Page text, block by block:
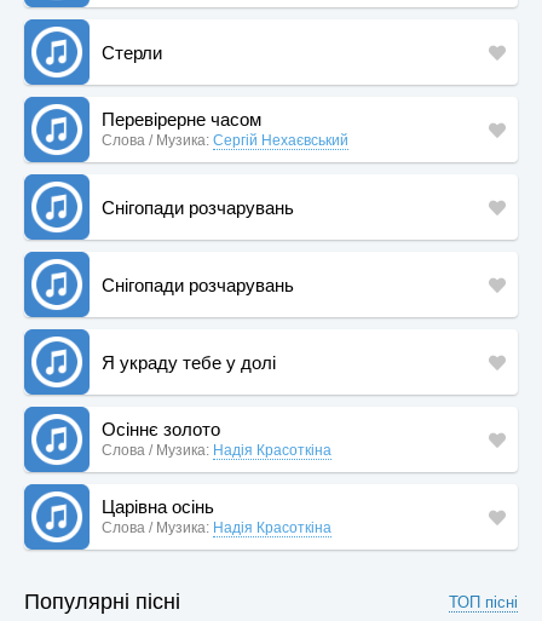
Стерли
Перевірерне часом
Слова / Музика: Сергій Нехаєвський
Снігопади розчарувань
Снігопади розчарувань
Я украду тебе у долі
Осіннє золото
Слова / Музика: Надія Красоткіна
Царівна осінь
Слова / Музика: Надія Красоткіна
Популярні пісні ТОП пісні